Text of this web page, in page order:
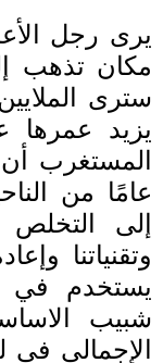
يرى رجل
مكان تذهب
سترى
يزيد
المستغرب
عامًا من
إلى التخلص
وتقنياتنا
يستخدم في
شبيب